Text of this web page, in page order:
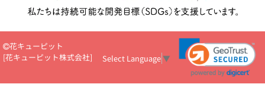
花キューピット
[花キューピット株式会社] Select Language▼